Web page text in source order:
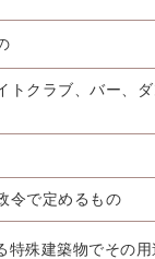
クラブ、バー、
令で定めるもの
殊建築物でその